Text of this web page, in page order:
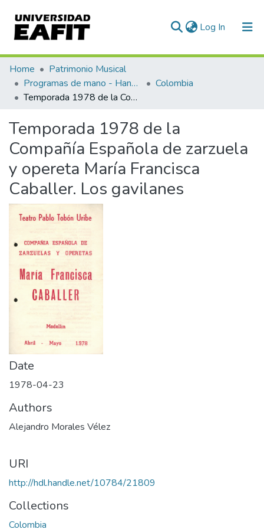
Log In (current)
Communities & Collections
All of DSpace
Home
Patrimonio Musical
Programas de mano - Hand programs
Colombia
Temporada 1978 de la Compañía Española de zarzuela y opereta María Francisca Caballer. Los gavilanes
Temporada 1978 de la
Compañía Española de zarzuela
y opereta María Francisca
Caballer. Los gavilanes
Date
1978-04-23
Authors
Alejandro Morales Vélez
URI
http://hdl.handle.net/10784/21809
Collections
Colombia